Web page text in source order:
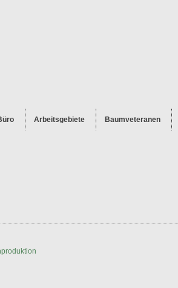
Arbeitsgebiete Baumveteranen